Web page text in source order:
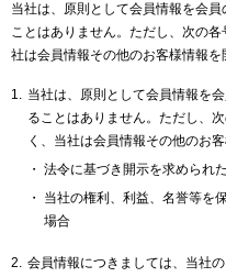
当社は、原則として会員情報を会
ことはありません。ただし、次の
社は会員情報その他のお客様情報を
当社は、原則として会員情報を
ることはありません。ただし、
く、当社は会員情報その他のお
法令に基づき開示を求められ
当社の権利、利益、名誉等を
場合
会員情報につきましては、当社